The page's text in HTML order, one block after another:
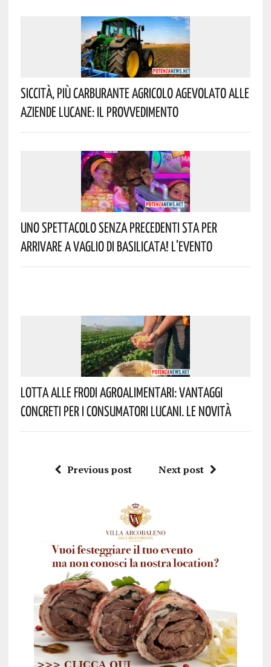
Siccità, Più Carburante Agricolo Agevolato Alle
Aziende Lucane: Il Provvedimento
Uno Spettacolo Senza Precedenti Sta Per
Arrivare A Vaglio Di Basilicata! L’evento
Lotta Alle Frodi Agroalimentari: Vantaggi
Concreti Per I Consumatori Lucani. Le Novità
Previous post Next post